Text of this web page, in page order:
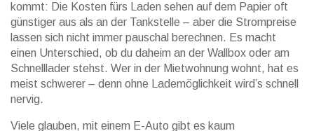
kommt: Die Kosten fürs Laden sehen auf dem Papier oft
günstiger aus als an der Tankstelle – aber die Strompreise
lassen sich nicht immer pauschal berechnen. Es macht
einen Unterschied, ob du daheim an der Wallbox oder am
Schnelllader stehst. Wer in der Mietwohnung wohnt, hat es
meist schwerer – denn ohne Lademöglichkeit wird’s schnell
nervig.
Viele glauben, mit einem E-Auto gibt es kaum